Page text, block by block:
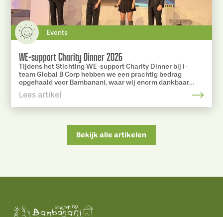
Events
WE-support Charity Dinner 2026
Tijdens het Stichting WE-support Charity Dinner bij i-
team Global B Corp hebben we een prachtig bedrag
opgehaald voor Bambanani, waar wij enorm dankbaar
Lees artikel
Bekijk alle artikelen